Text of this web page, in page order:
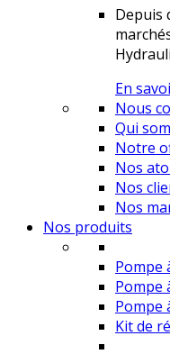
Depuis
En
Nous
Qui
Notre
Nos
Nos
Nos
Nos produits
Pompe
Pompe
Pompe
Kit de